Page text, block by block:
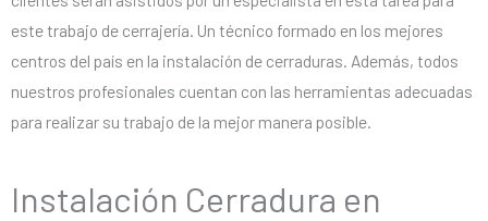
este trabajo de cerrajería. Un técnico formado en los mejores
centros del país en la instalación de cerraduras. Además, todos
nuestros profesionales cuentan con las herramientas adecuadas
para realizar su trabajo de la mejor manera posible.
Instalación Cerradura en